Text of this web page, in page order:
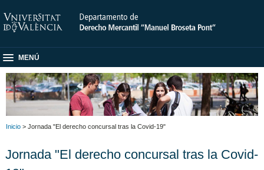
MENÚ
Inicio > Jornada "El derecho concursal tras la Covid-19"
Jornada "El derecho concursal tras la Covid-